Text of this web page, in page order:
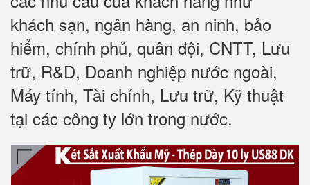
khách sạn, ngân hàng, an ninh, bảo
hiểm, chính phủ, quân đội, CNTT, Lưu
trữ, R&D, Doanh nghiệp nước ngoài,
Máy tính, Tài chính, Lưu trữ, Kỹ thuật
tại các công ty lớn trong nước.